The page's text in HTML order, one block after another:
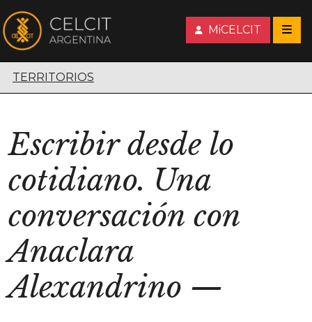
MiCELCIT
Territorios escénicos
TERRITORIOS
Escribir desde lo
cotidiano. Una
conversación con
Anaclara
Alexandrino —